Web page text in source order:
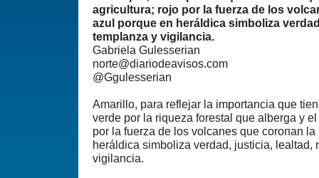
agricultura; rojo por la fuerza de los
azul porque en heráldica simboliza
templanza y vigilancia.
Gabriela Gulesserian
norte@diariodeavisos.com
@Ggulesserian
Amarillo, para reflejar la importancia que
verde por la riqueza forestal que alberga y
por la fuerza de los volcanes que coronan
heráldica simboliza verdad, justicia, lealtad,
vigilancia.